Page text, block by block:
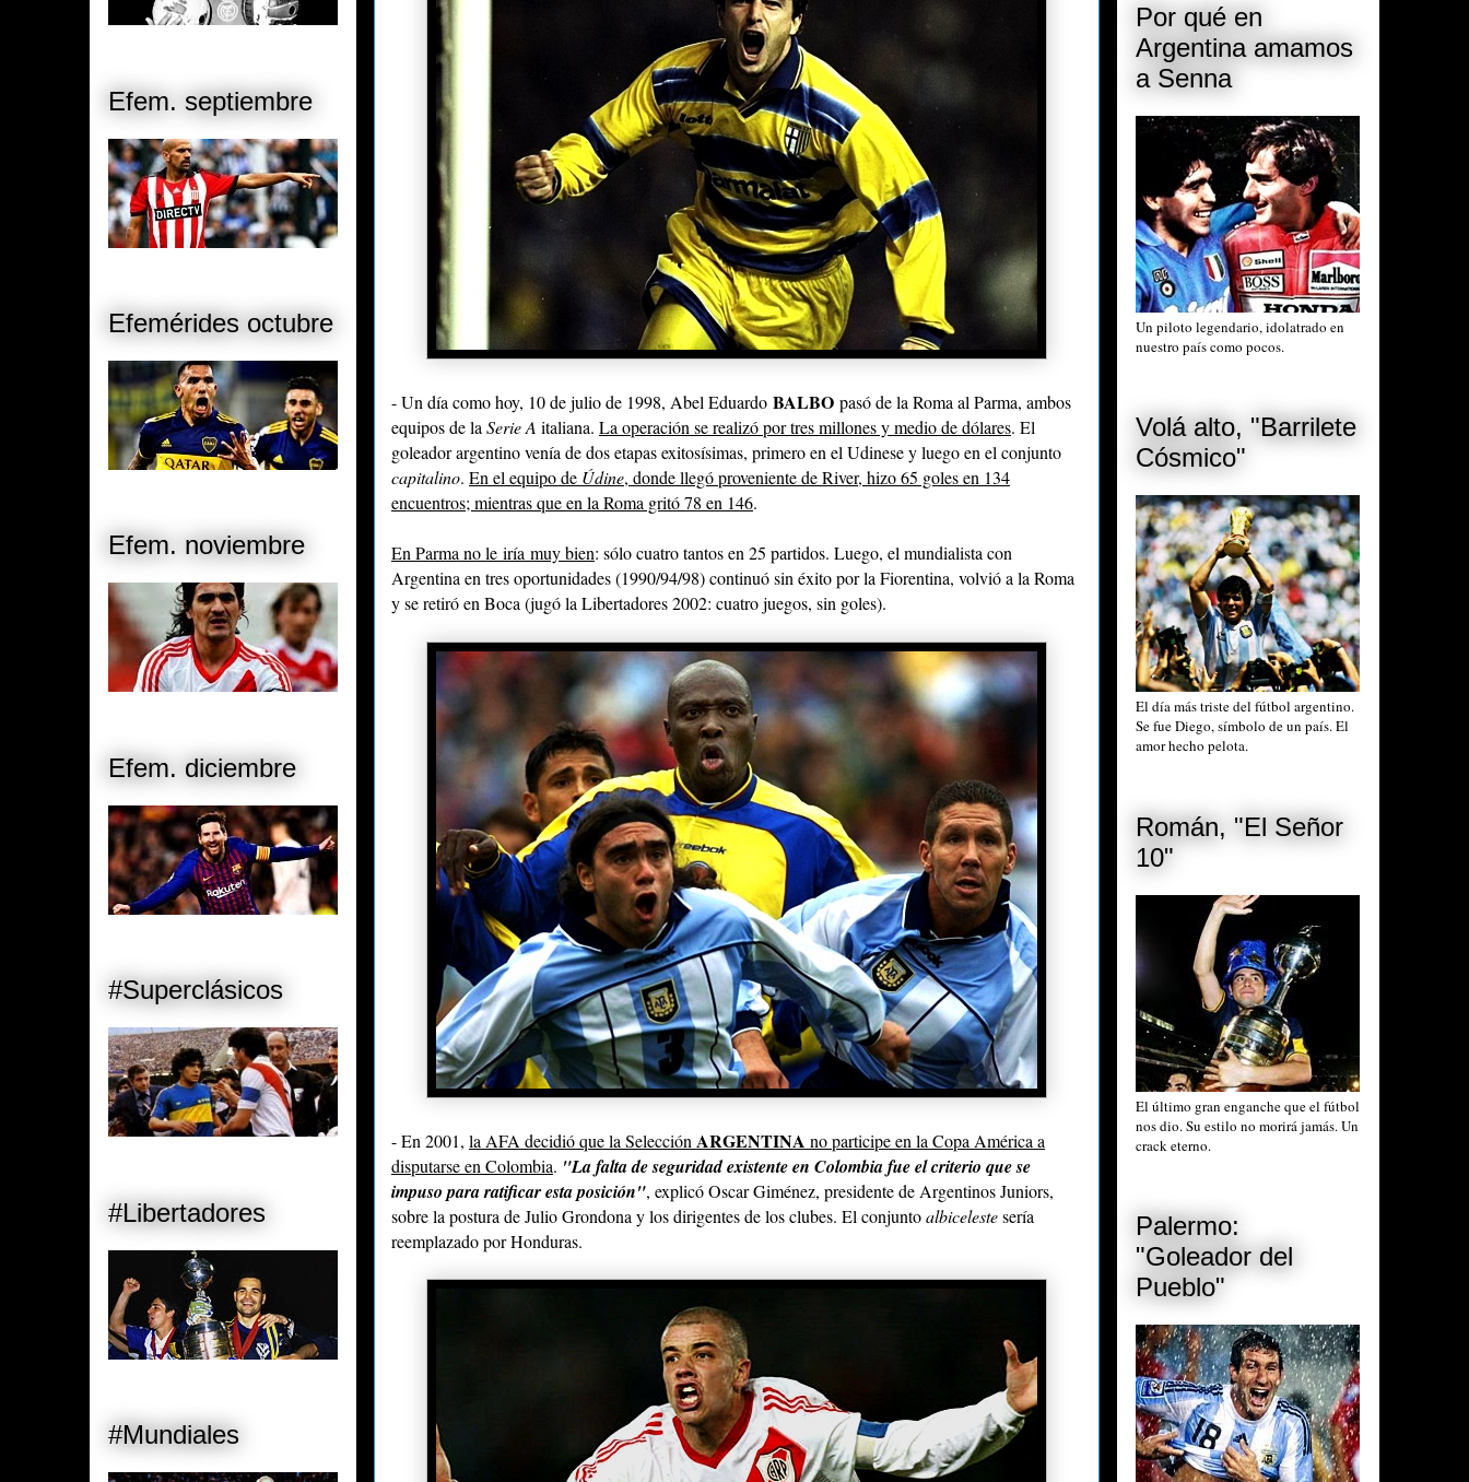
- Un día como hoy, 10 de julio de 1998, Abel Eduardo BALBO pasó de la Roma al Parma, ambos
equipos de la Serie A italiana. La operación se realizó por tres millones y medio de dólares. El
goleador argentino venía de dos etapas exitosísimas, primero en el Udinese y luego en el conjunto
capitalino. En el equipo de Údine, donde llegó proveniente de River, hizo 65 goles en 134
encuentros; mientras que en la Roma gritó 78 en 146.
En Parma no le iría muy bien: sólo cuatro tantos en 25 partidos. Luego, el mundialista con
Argentina en tres oportunidades (1990/94/98) continuó sin éxito por la Fiorentina, volvió a la Roma
y se retiró en Boca (jugó la Libertadores 2002: cuatro juegos, sin goles).
- En 2001, la AFA decidió que la Selección ARGENTINA no participe en la Copa América a
disputarse en Colombia. "La falta de seguridad existente en Colombia fue el criterio que se
impuso para ratificar esta posición", explicó Oscar Giménez, presidente de Argentinos Juniors,
sobre la postura de Julio Grondona y los dirigentes de los clubes. El conjuntoalbicelestesería
reemplazado por Honduras.
Efem. septiembre
Efemérides octubre
Efem. noviembre
Efem. diciembre
#Superclásicos
#Libertadores
#Mundiales
Por qué en
Argentina amamos
a Senna
Un piloto legendario, idolatrado en
nuestro país como pocos.
Volá alto, "Barrilete
Cósmico"
El día más triste del fútbol argentino.
Se fue Diego, símbolo de un país. El
amor hecho pelota.
Román, "El Señor
10"
El último gran enganche que el fútbol
nos dio. Su estilo no morirá jamás. Un
crack eterno.
Palermo:
"Goleador del
Pueblo"